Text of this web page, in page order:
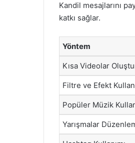
Kandil mesajlarını
katkı sağlar.
Yöntem
Kısa Videolar
Filtre ve Efekt
Popüler Müzik
Yarışmalar